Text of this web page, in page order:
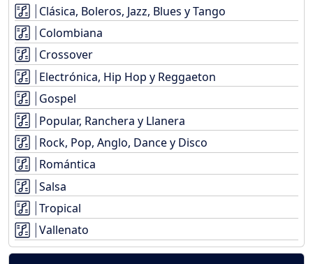
Clásica, Boleros, Jazz, Blues y Tango
Colombiana
Crossover
Electrónica, Hip Hop y Reggaeton
Gospel
Popular, Ranchera y Llanera
Rock, Pop, Anglo, Dance y Disco
Romántica
Salsa
Tropical
Vallenato